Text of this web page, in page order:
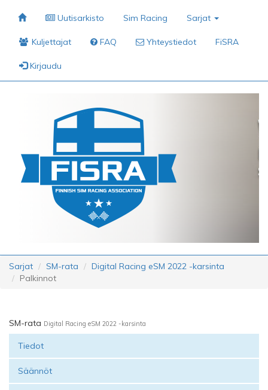
Uutisarkisto Sim Racing Sarjat
Kuljettajat FAQ Yhteystiedot FiSRA
Kirjaudu
Sarjat SM-rata
Digital Racing eSM 2022 -karsinta
Palkinnot
SM-rata Digital Racing eSM 2022 -karsinta
Tiedot
Säännöt